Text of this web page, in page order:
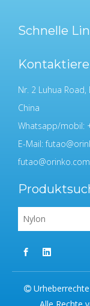
Schnelle
Nr. 2 Luhua Road,
China
Whatsapp/mobil:
E-Mail:
Urheberrechte
Alle Rechte